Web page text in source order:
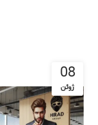
08
ژوئن